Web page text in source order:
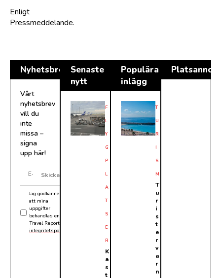
Enligt
Pressmeddelande.
Nyhetsbrev
Vårt
nyhetsbrev
vill du
inte
missa –
signa
upp här!
Jag godkänner
att mina
uppgifter
behandlas enligt
Travel Reports
integritetspolicy
Skicka
Senaste
nytt
F
L
Y
G
P
L
A
T
S
E
R
K
a
s
t
Populära
inlägg
T
U
R
I
S
M
T
u
r
i
s
t
e
r
v
a
r
n